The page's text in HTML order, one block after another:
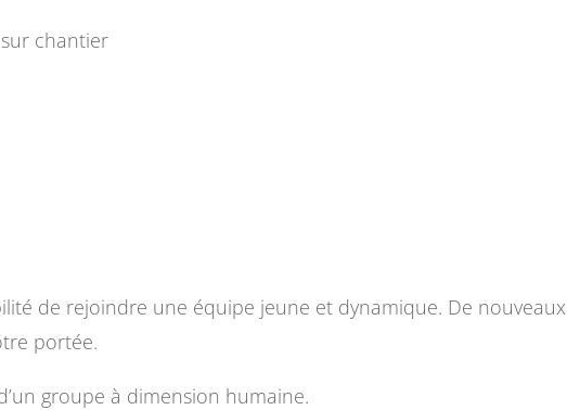
chantier
de rejoindre une équipe jeune et dynamique. De nouveaux
portée.
groupe à dimension humaine.